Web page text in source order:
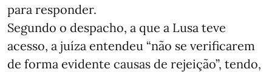
para responder.
Segundo o despacho, a que a Lusa teve
acesso, a juíza entendeu “não se verificarem
de forma evidente causas de rejeição”, tendo,